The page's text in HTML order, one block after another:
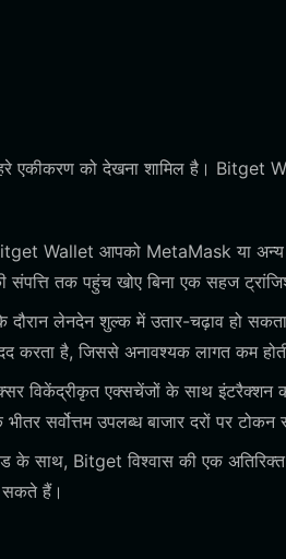
एकीकरण को देखना शामिल है। Bitget
Wallet आपको MetaMask या अन्य
तक पहुंच खोए बिना एक सहज
लेनदेन शुल्क में उतार-चढ़ाव हो
करता है, जिससे अनावश्यक लागत कम
विकेंद्रीकृत एक्सचेंजों के साथ इंटरैक्शन
सर्वोत्तम उपलब्ध बाजार दरों पर
के साथ, Bitget विश्वास की एक अतिरिक्त
सकते हैं।